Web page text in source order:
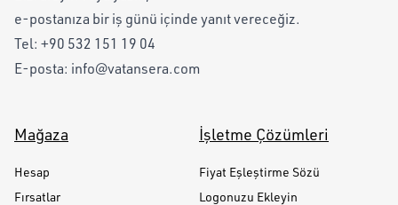
e-postanıza bir iş günü içinde yanıt vereceğiz.
Tel: +90 532 151 19 04
E-posta: info@vatansera.com
Mağaza
Hesap
Fırsatlar
İşletme Çözümleri
Fiyat Eşleştirme Sözü
Logonuzu Ekleyin